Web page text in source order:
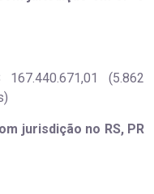
167.440.671,01 (5.862
jurisdição no RS, PR